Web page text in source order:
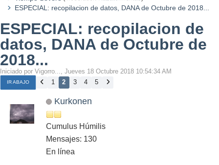
ESPECIAL: recopilacion de datos, DANA de Octubre de 2018...
ESPECIAL: recopilacion de
datos, DANA de Octubre de
2018...
Iniciado por Vigorro..., Jueves 18 Octubre 2018 10:54:34 AM
IR ABAJO 1 2 3 4 5
Kurkonen
Cumulus Húmilis
Mensajes: 130
En línea